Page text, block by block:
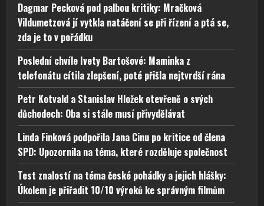
Dagmar Pecková pod palbou kritiky: Mračková
Vildumetzová jí vytkla natáčení se při řízení a ptá se,
zda je to v pořádku
Poslední chvíle Ivety Bartošové: Maminka z
telefonátu cítila zlepšení, poté přišla nejtvrdší rána
Petr Kotvald a Stanislav Hložek otevřeně o svých
důchodech: Oba si stále musí přivydělávat
Linda Finková podpořila Jana Cinu po kritice od člena
SPD: Upozornila na téma, které rozděluje společnost
Test znalostí na téma české pohádky a jejich hlášky:
Úkolem je přiřadit 10/10 výroků ke správným filmům